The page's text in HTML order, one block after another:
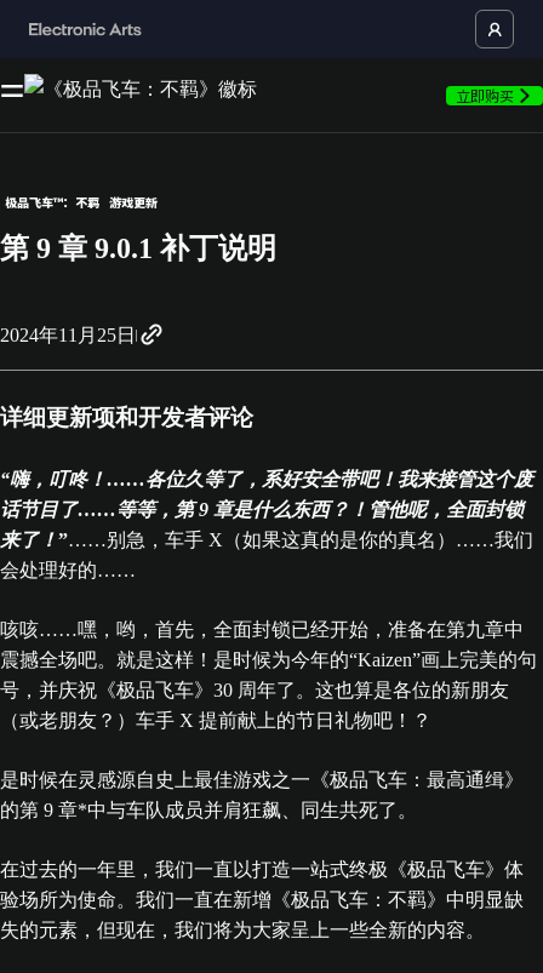
立即购买
极品飞车™：不羁 游戏更新
第 9 章 9.0.1 补丁说明
2024年11月25日
详细更新项和开发者评论
“嗨，叮咚！……各位久等了，系好安全带吧！我来接管这个废
话节目了……等等，第 9 章是什么东西？！管他呢，全面封锁
来了！”……别急，车手 X（如果这真的是你的真名）……我们
会处理好的……
咳咳……嘿，哟，首先，全面封锁已经开始，准备在第九章中
震撼全场吧。就是这样！是时候为今年的“Kaizen”画上完美的句
号，并庆祝《极品飞车》30 周年了。这也算是各位的新朋友
（或老朋友？）车手 X 提前献上的节日礼物吧！？
是时候在灵感源自史上最佳游戏之一《极品飞车：最高通缉》
的第 9 章*中与车队成员并肩狂飙、同生共死了。
在过去的一年里，我们一直以打造一站式终极《极品飞车》体
验场所为使命。我们一直在新增《极品飞车：不羁》中明显缺
失的元素，但现在，我们将为大家呈上一些全新的内容。